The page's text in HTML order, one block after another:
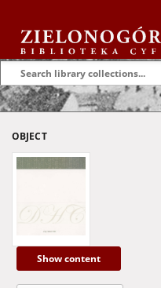
OBJECT
Show content